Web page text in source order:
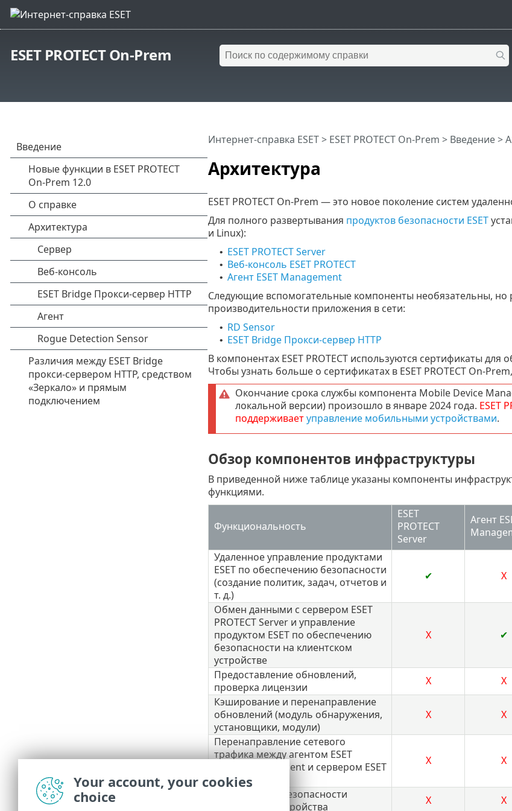
ESET PROTECT On-Prem
Архитектура
Интернет-справка ESET> ESET PROTECT On-Prem > Введение>
ESET PROTECT On-Prem — это новое поколение систем
Для полного развертывания продуктов безопасности ESET
и Linux):
• ESET PROTECT Server
• Веб-консоль ESET PROTECT
• Агент ESET Management
Следующие вспомогательные компоненты необязательны, но
производительности приложения в сети:
• RD Sensor
• ESET Bridge Прокси-сервер HTTP
В компонентах ESET PROTECT используются сертификаты для
Чтобы узнать больше о сертификатах в ESET PROTECT On-
Окончание срока службы компонента Mobile Device
локальной версии) произошло в январе 2024 года. ESET
поддерживает управление мобильными устройствами.
Обзор компонентов инфраструктуры
В приведенной ниже таблице указаны компоненты
функциями.
Функциональность
ESET
PROTECT
Server
Агент
Удаленное управление продуктами
ESET по обеспечению безопасности
(создание политик, задач, отчетов и
т. д.)
✔ X
Обмен данными с сервером ESET
PROTECT Server и управление
продуктом ESET по обеспечению
безопасности на клиентском
устройстве
X ✔
Предоставление обновлений,
проверка лицензии
X X
Кэширование и перенаправление
обновлений (модуль обнаружения,
установщики, модули)
X X
Перенаправление сетевого
трафика между агентом ESET
Management Agent и сервером ESET
PROTECT Server
X X
Обеспечение безопасности
клиентского устройства
X X
Your account, your cookies
choice